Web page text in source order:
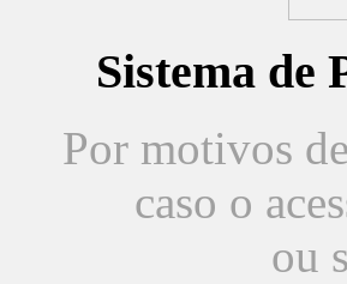
Sistema de
Por motivos
caso o
ou